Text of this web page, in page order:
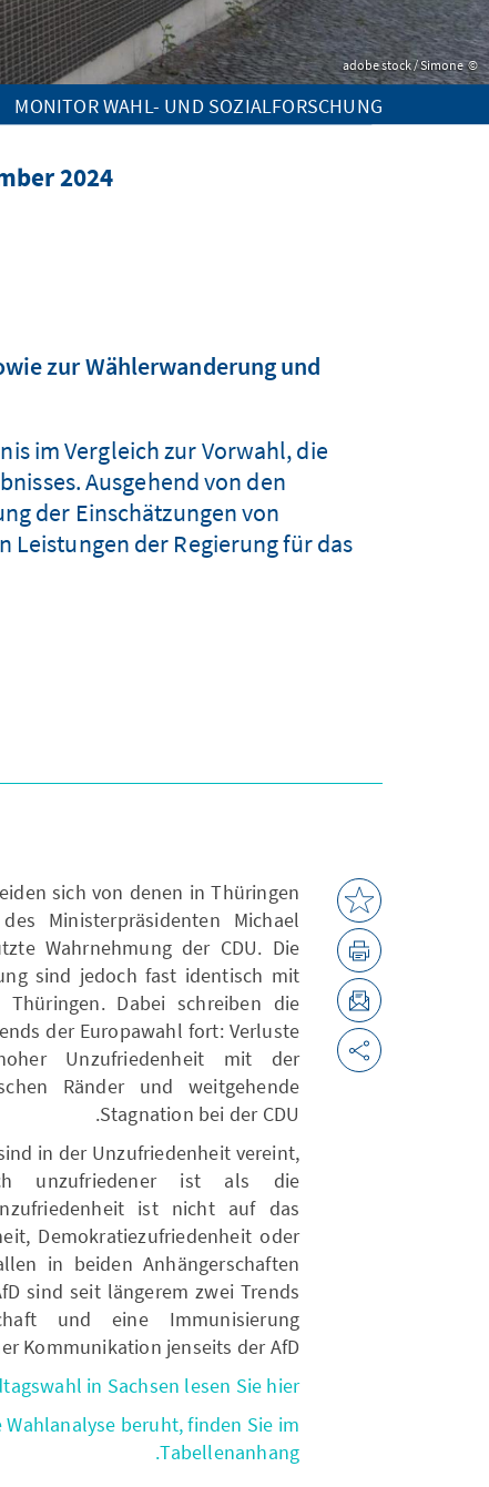
adobe stock / Simone
MONITOR WAHL- UND SOZIALFORSCHUNG
2024
zur Wählerwanderung und
im Vergleich zur Vorwahl, die
Ausgehend von den
der Einschätzungen von
der Regierung für das
sich von denen in Thüringen
Ministerpräsidenten Michael
Wahrnehmung der CDU. Die
sind jedoch fast identisch mit
Dabei schreiben die
der Europawahl fort: Verluste
Unzufriedenheit mit der
Ränder und weitgehende
Stagnation bei der CDU.
in der Unzufriedenheit vereint,
unzufriedener ist als die
ist nicht auf das
Demokratiezufriedenheit oder
in beiden Anhängerschaften
sind seit längerem zwei Trends
und eine Immunisierung
Kommunikation jenseits der AfD.
in Sachsen lesen Sie hier.
beruht, finden Sie im
Tabellenanhang.